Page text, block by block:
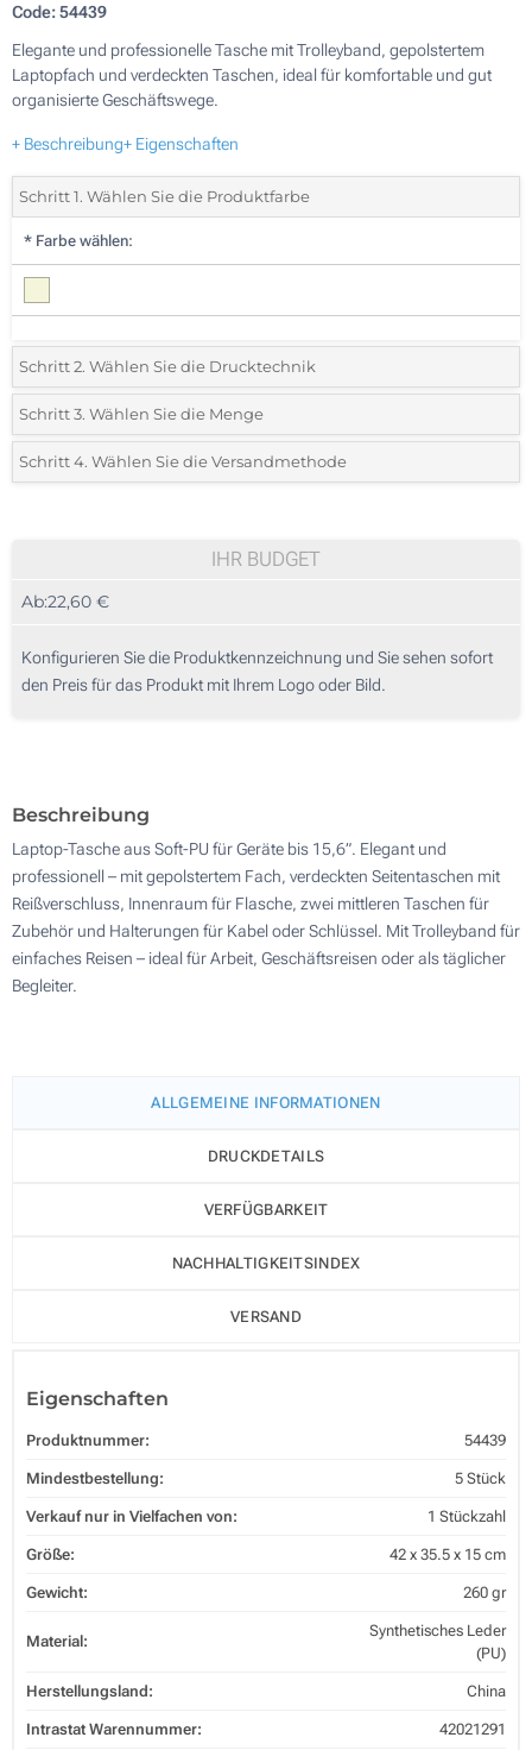
Code:54439
Elegante und professionelle Tasche mit Trolleyband, gepolstertem
Laptopfach und verdeckten Taschen, ideal für komfortable und gut
organisierte Geschäftswege.
+ Beschreibung+ Eigenschaften
Schritt 1. Wählen Sie die Produktfarbe
* Farbe wählen:
Schritt 2. Wählen Sie die Drucktechnik
*Wählen Sie die Druck- und Farbtechniken für Ihr Logo:
1 Farbig (Auf einer Seite)
3 Farbig (Auf einer Seite)
Vollfarbdruck (Auf einer Seite)
Schritt 3. Wählen Sie die Menge
*Bitte wählen Sie Ihre gewünschte Menge
10
50
Schritt 4. Wählen Sie die Versandmethode
IHR BUDGET
Ab:22,60 €
Konfigurieren Sie die Produktkennzeichnung und Sie sehen sofort
den Preis für das Produkt mit Ihrem Logo oder Bild.
Beschreibung
Laptop-Tasche aus Soft-PU für Geräte bis 15,6”. Elegant und
professionell – mit gepolstertem Fach, verdeckten Seitentaschen mit
Reißverschluss, Innenraum für Flasche, zwei mittleren Taschen für
Zubehör und Halterungen für Kabel oder Schlüssel. Mit Trolleyband für
einfaches Reisen – ideal für Arbeit, Geschäftsreisen oder als täglicher
Begleiter.
ALLGEMEINE INFORMATIONEN
DRUCKDETAILS
VERFÜGBARKEIT
NACHHALTIGKEITSINDEX
VERSAND
Eigenschaften
Produktnummer: 54439
Mindestbestellung: 5 Stück
Verkauf nur in Vielfachen von: 1 Stückzahl
Größe: 42 x 35.5 x 15 cm
Gewicht: 260 gr
Material:
Synthetisches Leder
(PU)
Herstellungsland: China
Intrastat Warennummer: 42021291